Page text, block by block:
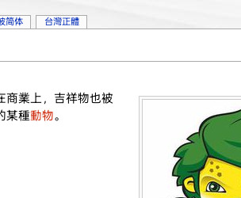
商業上，吉祥物也被
某種動物。
简体 台灣正體